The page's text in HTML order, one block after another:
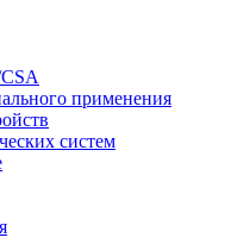
применения
систем